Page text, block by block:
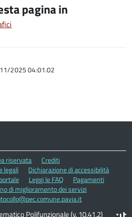
pagina in
2025 04:01.02
riservata
Crediti
legali
Dichiarazione di accessibilità
Leggi le FAQ
Pagamenti
di miglioramento dei servizi
Polifunzionale (v. 10.41.2)